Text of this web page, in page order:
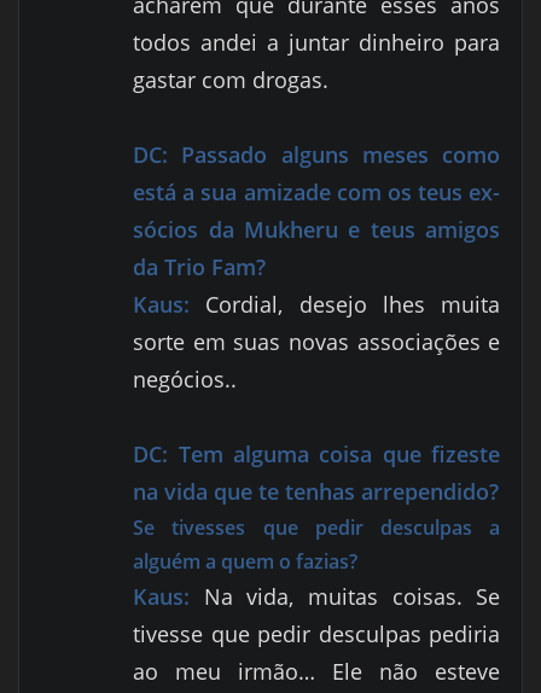
todos andei a juntar dinheiro para
gastar com drogas.
DC: Passado alguns meses como
está a sua amizade com os teus ex-
sócios da Mukheru e teus amigos
da Trio Fam?
Kaus:
Cordial, desejo lhes muita
sorte em suas novas associações e
negócios..
DC: Tem alguma coisa que fizeste
na vida que te tenhas arrependido?
Se tivesses que pedir desculpas a
alguém a quem o fazias?
Kaus: Na vida, muitas coisas. Se
tivesse que pedir desculpas pediria
ao meu irmão… Ele não esteve